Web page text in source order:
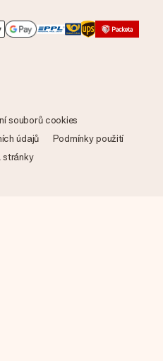
souborů cookies
údajů
Podmínky použití
stránky